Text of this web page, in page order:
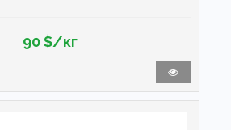
90 $/кг